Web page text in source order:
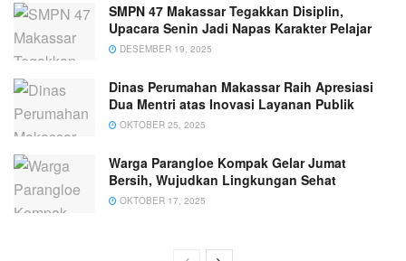
SMPN 47 Makassar Tegakkan Disiplin,
Upacara Senin Jadi Napas Karakter Pelajar
DESEMBER 19, 2025
Dinas Perumahan Makassar Raih Apresiasi
Dua Mentri atas Inovasi Layanan Publik
OKTOBER 25, 2025
Warga Parangloe Kompak Gelar Jumat
Bersih, Wujudkan Lingkungan Sehat
OKTOBER 17, 2025